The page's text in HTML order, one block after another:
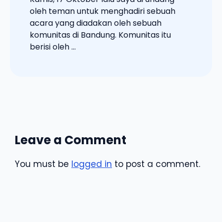
oleh teman untuk menghadiri sebuah
acara yang diadakan oleh sebuah
komunitas di Bandung. Komunitas itu
berisi oleh ...
Leave a Comment
You must be logged in to post a comment.